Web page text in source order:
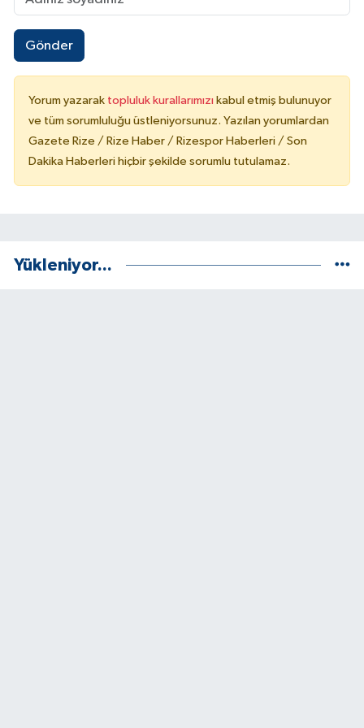
Gönder
Yorum yazarak topluluk kurallarımızı kabul etmiş bulunuyor
ve tüm sorumluluğu üstleniyorsunuz. Yazılan yorumlardan
Gazete Rize / Rize Haber / Rizespor Haberleri / Son
Dakika Haberleri hiçbir şekilde sorumlu tutulamaz.
Yükleniyor...